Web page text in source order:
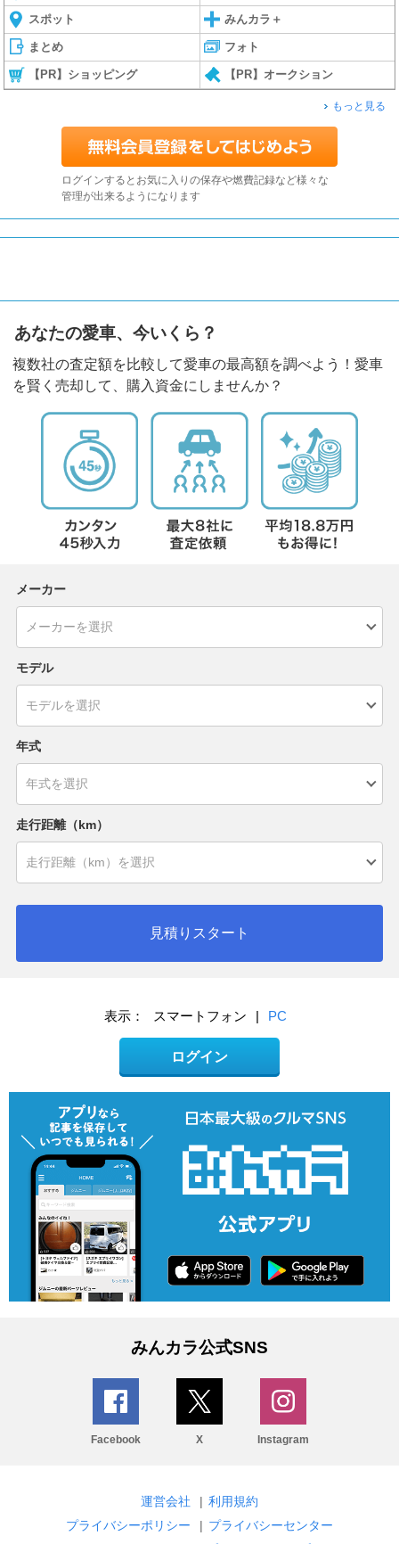
スポット みんカラ＋
まとめ フォト
【PR】ショッピング 【PR】オークション
もっと見る
ログインするとお気に入りの保存や燃費記録など様々な
管理が出来るようになります
あなたの愛車、今いくら？
複数社の査定額を比較して愛車の最高額を調べよう！愛車
を賢く売却して、購入資金にしませんか？
メーカー
モデル
年式
走行距離（km）
見積りスタート
表示： スマートフォン PC
ログイン
みんカラ公式SNS
Facebook X Instagram
運営会社 | 利用規約
プライバシーポリシー
| プライバシーセンター